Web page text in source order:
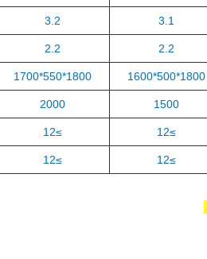
3.1
3.2
2.2
2.2
1800*500*1600
1800*550*1700
1500
2000
≥12
≥12
≥12
≥12